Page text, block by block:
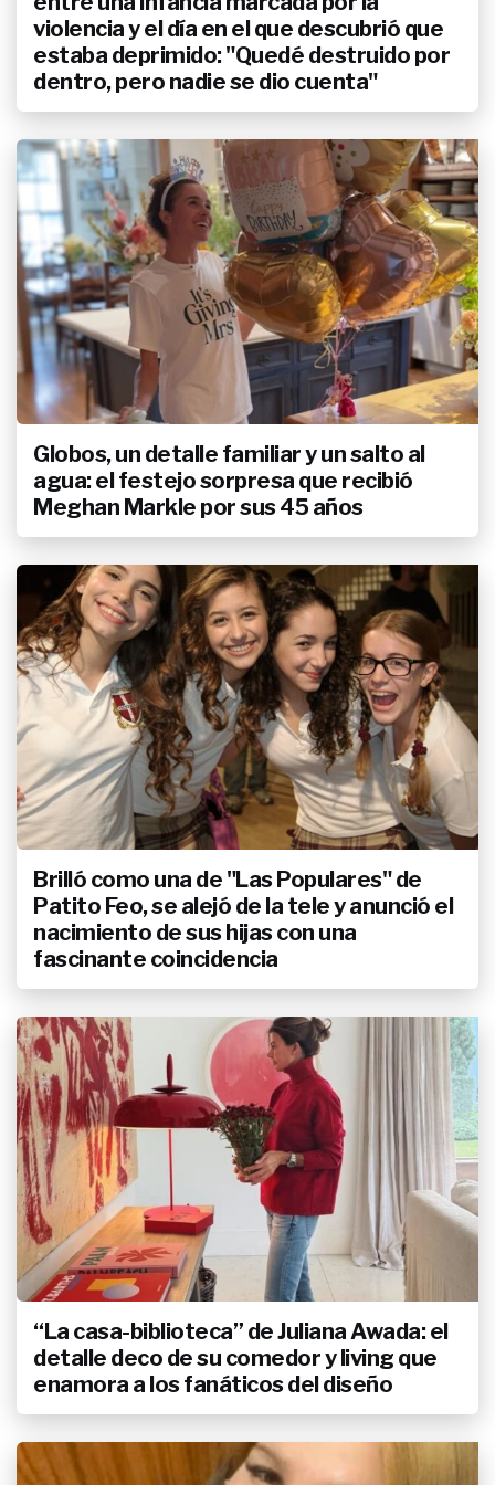
violencia y el día en el que descubrió que
estaba deprimido: "Quedé destruido por
dentro, pero nadie se dio cuenta"
Globos, un detalle familiar y un salto al
agua: el festejo sorpresa que recibió
Meghan Markle por sus 45 años
Brilló como una de "Las Populares" de
Patito Feo, se alejó de la tele y anunció el
nacimiento de sus hijas con una
fascinante coincidencia
“La casa-biblioteca” de Juliana Awada: el
detalle deco de su comedor y living que
enamora a los fanáticos del diseño